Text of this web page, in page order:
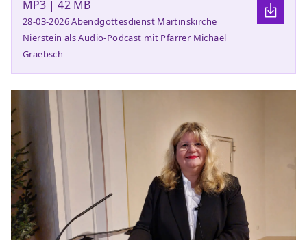
MP3 | 42 MB
28-03-2026 Abendgottesdienst Martinskirche
Nierstein als Audio-Podcast mit Pfarrer Michael
Graebsch